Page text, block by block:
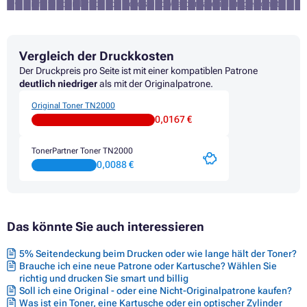
Toner BROTHER HL-2050
Toner BROTHER HL-2070NR
Toner BROTHER MFC-7220
Toner BROTHER MFC-7220N
Toner BROTHER MFC-7225N
Toner BROTHER MFC-7240
Toner BROTHER MFC-7290
Toner BROTHER MFC-7420
Toner BROTHER MFC-7820
Toner BROTHER MFC-7820N
nicht für den Druck von Fotos und Werbematerialien geeignet
Vergleich der Druckkosten
Der Druckpreis pro Seite ist mit einer kompatiblen Patrone
deutlich niedrigerals mit der Originalpatrone.
Original Toner TN2000
0,0167 €
TonerPartner Toner TN2000
0,0088 €
Das könnte Sie auch interessieren
5% Seitendeckung beim Drucken oder wie lange hält der Toner?
Brauche ich eine neue Patrone oder Kartusche? Wählen Sie
richtig und drucken Sie smart und billig
Soll ich eine Original - oder eine Nicht-Originalpatrone kaufen?
Was ist ein Toner, eine Kartusche oder ein optischer Zylinder